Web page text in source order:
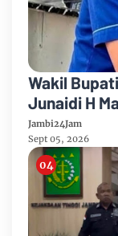
Wakil
Junaidi H
Partai
Jambi24Jam
Sept 05, 2026